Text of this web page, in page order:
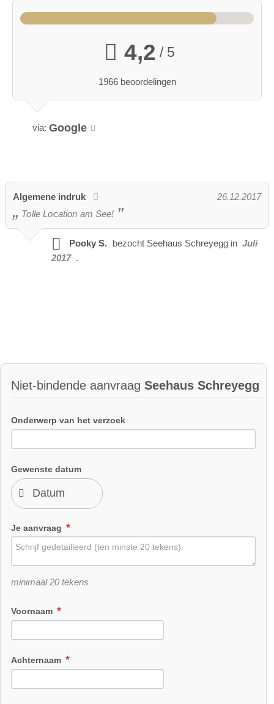
4,2 / 5
1966 beoordelingen
via: Google
Algemene indruk
26.12.2017
Tolle Location am See!
Pooky S. bezocht Seehaus Schreyegg in Juli
2017 .
Niet-bindende aanvraag Seehaus Schreyegg
Onderwerp van het verzoek
Gewenste datum
Je aanvraag
minimaal 20 tekens
Voornaam
Achternaam